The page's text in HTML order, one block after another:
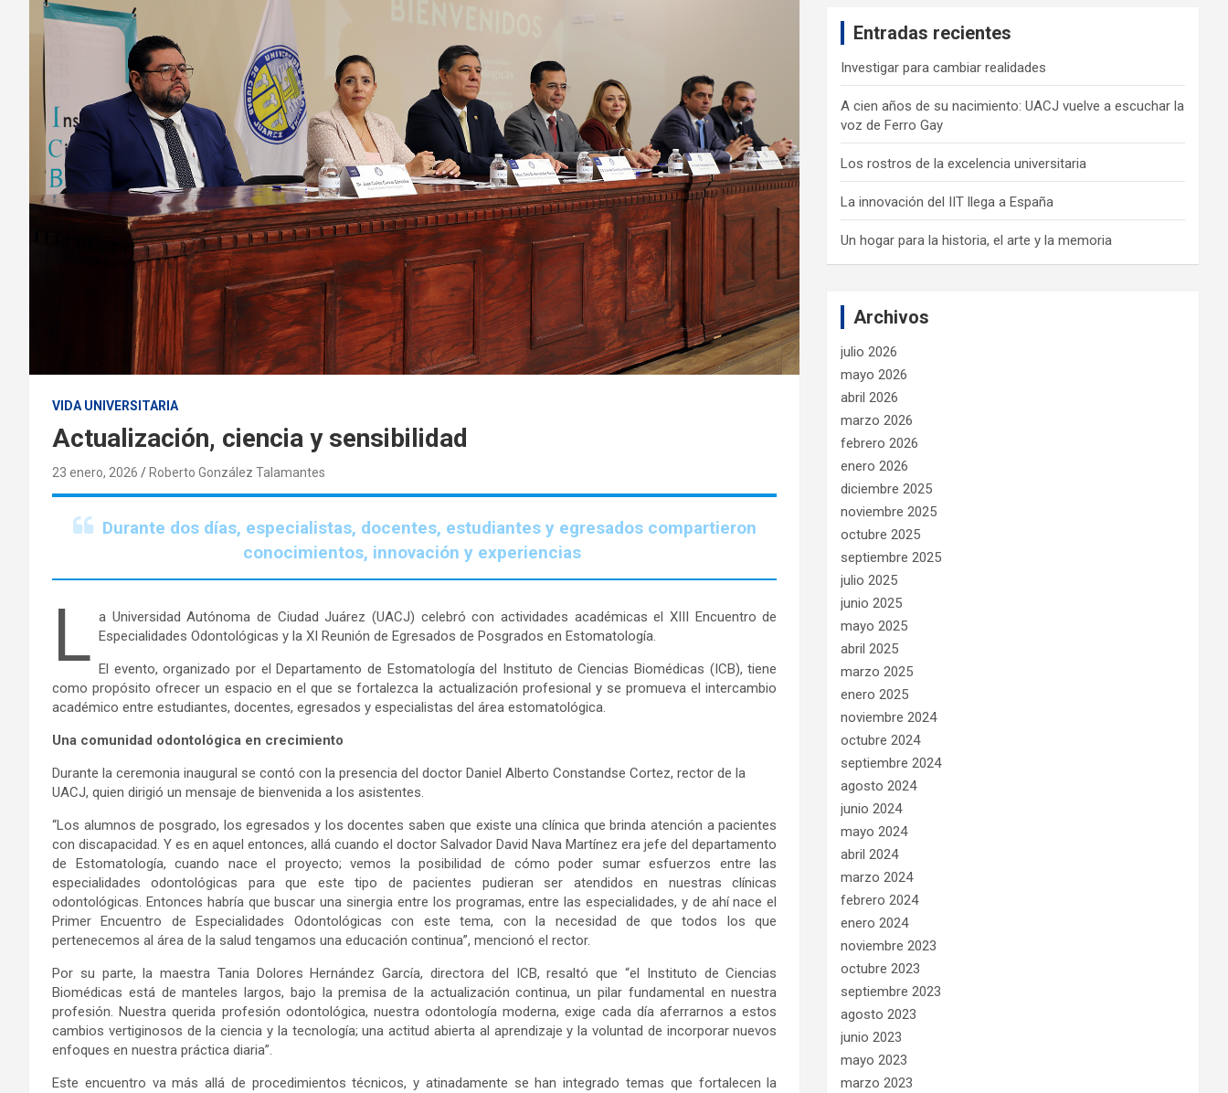
VIDA UNIVERSITARIA
Actualización, ciencia y sensibilidad
23 enero, 2026 Roberto González Talamantes
Durante dos días, especialistas, docentes, estudiantes y egresados compartieron
conocimientos, innovación y experiencias
L a Universidad Autónoma de Ciudad Juárez (UACJ) celebró con actividades académicas el XIII Encuentro de
Especialidades Odontológicas y la XI Reunión de Egresados de Posgrados en Estomatología.
El evento, organizado por el Departamento de Estomatología del Instituto de Ciencias Biomédicas (ICB), tiene
como propósito ofrecer un espacio en el que se fortalezca la actualización profesional y se promueva el intercambio
académico entre estudiantes, docentes, egresados y especialistas del área estomatológica.
Una comunidad odontológica en crecimiento
Durante la ceremonia inaugural se contó con la presencia del doctor Daniel Alberto Constandse Cortez, rector de la
UACJ, quien dirigió un mensaje de bienvenida a los asistentes.
“Los alumnos de posgrado, los egresados y los docentes saben que existe una clínica que brinda atención a pacientes
con discapacidad. Y es en aquel entonces, allá cuando el doctor Salvador David Nava Martínez era jefe del departamento
de Estomatología, cuando nace el proyecto; vemos la posibilidad de cómo poder sumar esfuerzos entre las
especialidades odontológicas para que este tipo de pacientes pudieran ser atendidos en nuestras clínicas
odontológicas. Entonces habría que buscar una sinergia entre los programas, entre las especialidades, y de ahí nace el
Primer Encuentro de Especialidades Odontológicas con este tema, con la necesidad de que todos los que
pertenecemos al área de la salud tengamos una educación continua”, mencionó el rector.
Por su parte, la maestra Tania Dolores Hernández García, directora del ICB, resaltó que “el Instituto de Ciencias
Biomédicas está de manteles largos, bajo la premisa de la actualización continua, un pilar fundamental en nuestra
profesión. Nuestra querida profesión odontológica, nuestra odontología moderna, exige cada día aferrarnos a estos
cambios vertiginosos de la ciencia y la tecnología; una actitud abierta al aprendizaje y la voluntad de incorporar nuevos
enfoques en nuestra práctica diaria”.
Este encuentro va más allá de procedimientos técnicos, y atinadamente se han integrado temas que fortalecen la
Entradas recientes
Investigar para cambiar realidades
A cien años de su nacimiento: UACJ vuelve a escuchar la
voz de Ferro Gay
Los rostros de la excelencia universitaria
La innovación del IIT llega a España
Un hogar para la historia, el arte y la memoria
Archivos
julio 2026
mayo 2026
abril 2026
marzo 2026
febrero 2026
enero 2026
diciembre 2025
noviembre 2025
octubre 2025
septiembre 2025
julio 2025
junio 2025
mayo 2025
abril 2025
marzo 2025
enero 2025
noviembre 2024
octubre 2024
septiembre 2024
agosto 2024
junio 2024
mayo 2024
abril 2024
marzo 2024
febrero 2024
enero 2024
noviembre 2023
octubre 2023
septiembre 2023
agosto 2023
junio 2023
mayo 2023
marzo 2023